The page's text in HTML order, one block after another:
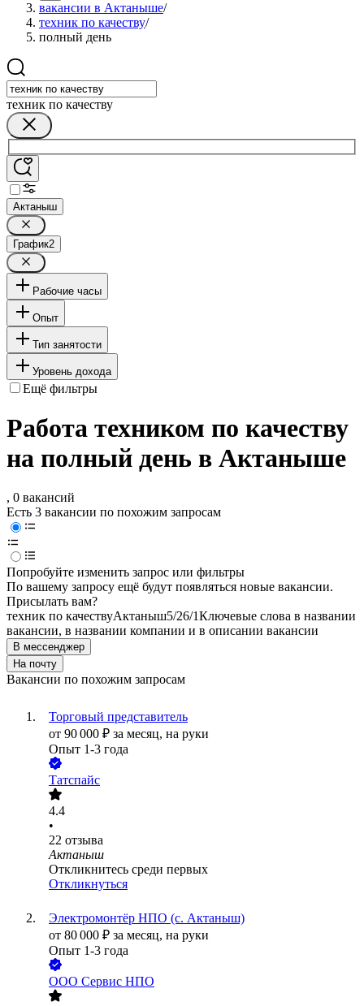
вакансии в Актаныше/
техник по качеству/
полный день
техник по качеству
Актаныш
График2
Рабочие часы
Опыт
Тип занятости
Уровень дохода
Ещё фильтры
Работа техником по качеству
на полный день в Актаныше
, 0 вакансий
Есть 3 вакансии по похожим запросам
Попробуйте изменить запрос или фильтры
По вашему запросу ещё будут появляться новые вакансии.
Присылать вам?
техник по качествуАктаныш5/26/1Ключевые слова в названии
вакансии, в названии компании и в описании вакансии
В мессенджер
На почту
Вакансии по похожим запросам
Торговый представитель
от 90 000 ₽ за месяц, на руки
Опыт 1-3 года
Татспайс
4.4
•
22 отзыва
Актаныш
Откликнитесь среди первых
Откликнуться
Электромонтёр НПО (с. Актаныш)
от 80 000 ₽ за месяц, на руки
Опыт 1-3 года
ООО Сервис НПО